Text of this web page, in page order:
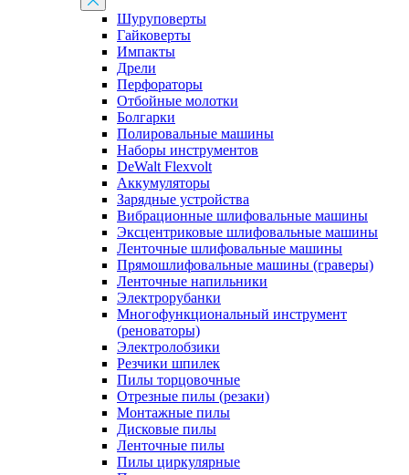
Шуруповерты
Гайковерты
Импакты
Дрели
Перфораторы
Отбойные молотки
Болгарки
Полировальные машины
Наборы инструментов
DeWalt Flexvolt
Аккумуляторы
Зарядные устройства
Вибрационные шлифовальные машины
Эксцентриковые шлифовальные машины
Ленточные шлифовальные машины
Прямошлифовальные машины (граверы)
Ленточные напильники
Электрорубанки
Многофункциональный инструмент
(реноваторы)
Электролобзики
Резчики шпилек
Пилы торцовочные
Отрезные пилы (резаки)
Монтажные пилы
Дисковые пилы
Ленточные пилы
Пилы циркулярные